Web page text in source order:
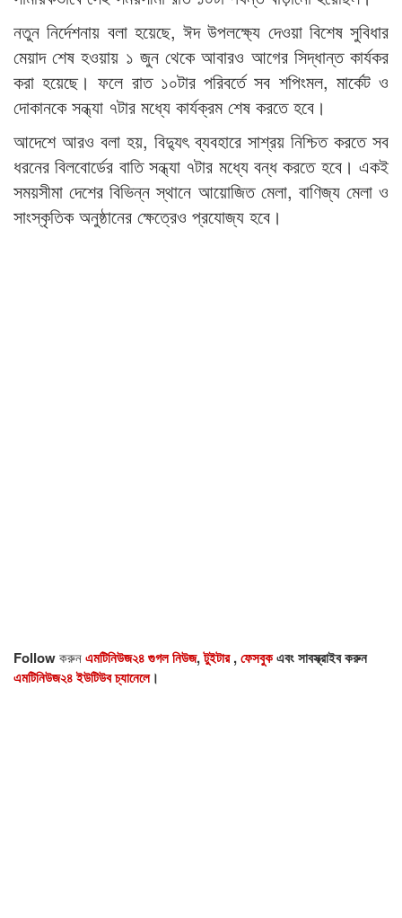
নতুন নির্দেশনায় বলা হয়েছে, ঈদ উপলক্ষ্যে দেওয়া বিশেষ সুবিধার
মেয়াদ শেষ হওয়ায় ১ জুন থেকে আবারও আগের সিদ্ধান্ত কার্যকর
করা হয়েছে। ফলে রাত ১০টার পরিবর্তে সব শপিংমল, মার্কেট ও
দোকানকে সন্ধ্যা ৭টার মধ্যে কার্যক্রম শেষ করতে হবে।
আদেশে আরও বলা হয়, বিদ্যুৎ ব্যবহারে সাশ্রয় নিশ্চিত করতে সব
ধরনের বিলবোর্ডের বাতি সন্ধ্যা ৭টার মধ্যে বন্ধ করতে হবে। একই
সময়সীমা দেশের বিভিন্ন স্থানে আয়োজিত মেলা, বাণিজ্য মেলা ও
সাংস্কৃতিক অনুষ্ঠানের ক্ষেত্রেও প্রযোজ্য হবে।
Followকরুনএমটিনিউজ২৪ গুগল নিউজ,টুইটার,ফেসবুকএবং সাবস্ক্রাইব করুন
এমটিনিউজ২৪ ইউটিউব চ্যানেলে।